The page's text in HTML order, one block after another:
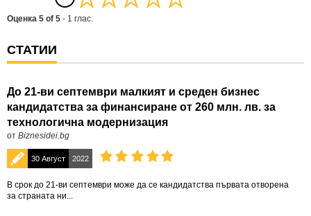
Оценка 5 of 5 - 1 глас.
СТАТИИ
До 21-ви септември малкият и среден бизнес
кандидатства за финансиране от 260 млн. лв. за
технологична модернизация
от Biznesidei.bg
30 Август 2022
В срок до 21-ви септември може да се кандидатства първата отворена
за страната ни...